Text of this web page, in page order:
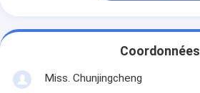
Coordonnées
Miss. Chunjingcheng